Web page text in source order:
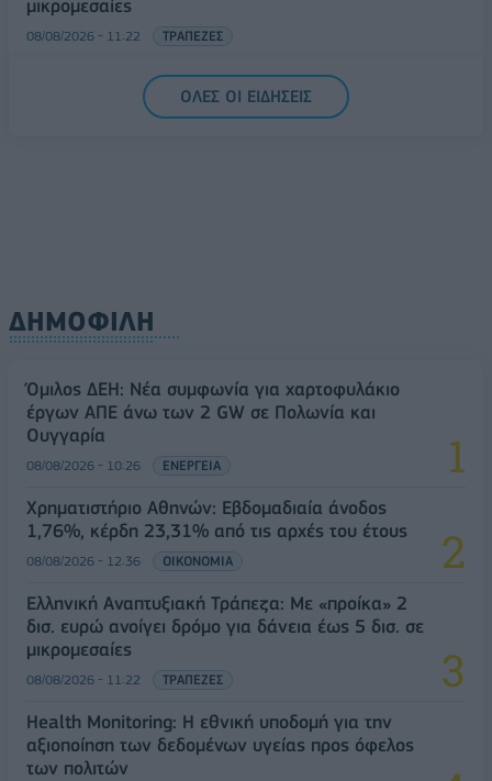
μικρομεσαίες
08/08/2026 - 11:22 ΤΡΑΠΕΖΕΣ
5G παντού, 6G στον ορίζοντα: Πού βρίσκεται η
Ελλάδα στη μεγάλη τεχνολογική μετάβαση
ΟΛΕΣ ΟΙ ΕΙΔΗΣΕΙΣ
ΔΗΜΟΦΙΛΗ
Όμιλος ΔΕΗ: Νέα συμφωνία για χαρτοφυλάκιο
έργων ΑΠΕ άνω των 2 GW σε Πολωνία και
Ουγγαρία
08/08/2026 - 10:26 ΕΝΕΡΓΕΙΑ
Χρηματιστήριο Αθηνών: Εβδομαδιαία άνοδος
1,76%, κέρδη 23,31% από τις αρχές του έτους
08/08/2026 - 12:36 ΟΙΚΟΝΟΜΙΑ
Ελληνική Αναπτυξιακή Τράπεζα: Με «προίκα» 2
δισ. ευρώ ανοίγει δρόμο για δάνεια έως 5 δισ. σε
μικρομεσαίες
08/08/2026 - 11:22 ΤΡΑΠΕΖΕΣ
Health Monitoring: Η εθνική υποδομή για την
αξιοποίηση των δεδομένων υγείας προς όφελος
των πολιτών